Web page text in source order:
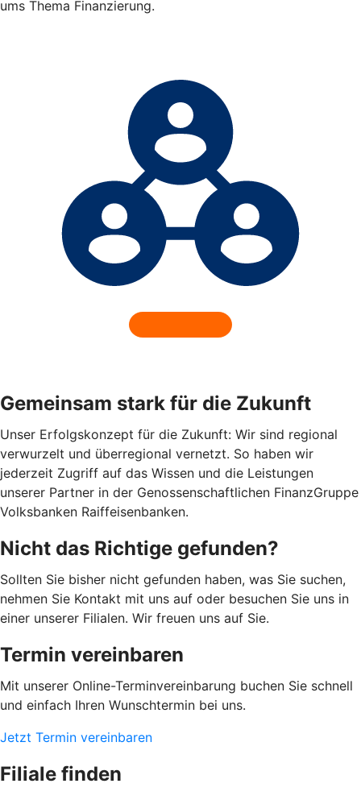
ums Thema Finanzierung.
Gemeinsam stark für die Zukunft
Unser Erfolgskonzept für die Zukunft: Wir sind regional
verwurzelt und überregional vernetzt. So haben wir
jederzeit Zugriff auf das Wissen und die Leistungen
unserer Partner in der Genossenschaftlichen FinanzGruppe
Volksbanken Raiffeisenbanken.
Nicht das Richtige gefunden?
Sollten Sie bisher nicht gefunden haben, was Sie suchen,
nehmen Sie Kontakt mit uns auf oder besuchen Sie uns in
einer unserer Filialen. Wir freuen uns auf Sie.
Termin vereinbaren
Mit unserer Online-Terminvereinbarung buchen Sie schnell
und einfach Ihren Wunschtermin bei uns.
Jetzt Termin vereinbaren
Filiale finden